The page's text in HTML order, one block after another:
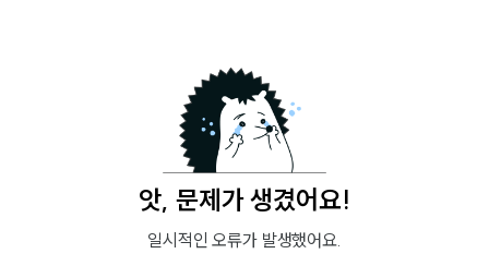
앗, 문제가 생겼어요!
일시적인 오류가 발생했어요.